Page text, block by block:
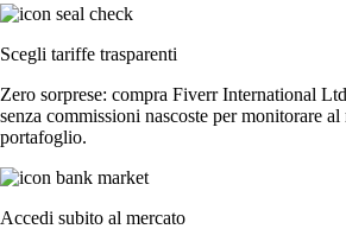
Scegli tariffe trasparenti
Zero sorprese: compra Fiverr International
senza commissioni nascoste per monitorare
portafoglio.
Accedi subito al mercato